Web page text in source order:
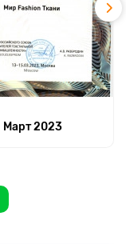
Март 2023